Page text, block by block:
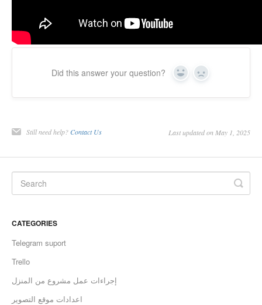
Did this answer your question? Yes No
Still need help? Contact Us Last updated on May 1, 2025
CATEGORIES
Telegram suport
Trello
إجراءات عمل مشروع من المنزل
اعدادات موقع التصوير